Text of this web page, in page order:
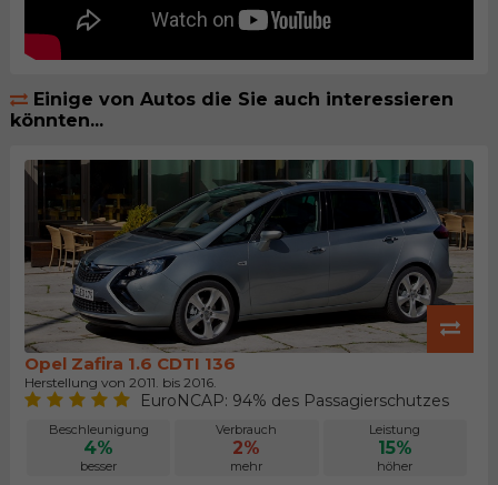
Einige von Autos die Sie auch interessieren
könnten...
Opel Zafira 1.6 CDTI 136
Herstellung von 2011. bis 2016.
EuroNCAP: 94% des Passagierschutzes
Beschleunigung
4%
besser
Verbrauch
2%
mehr
Leistung
15%
höher